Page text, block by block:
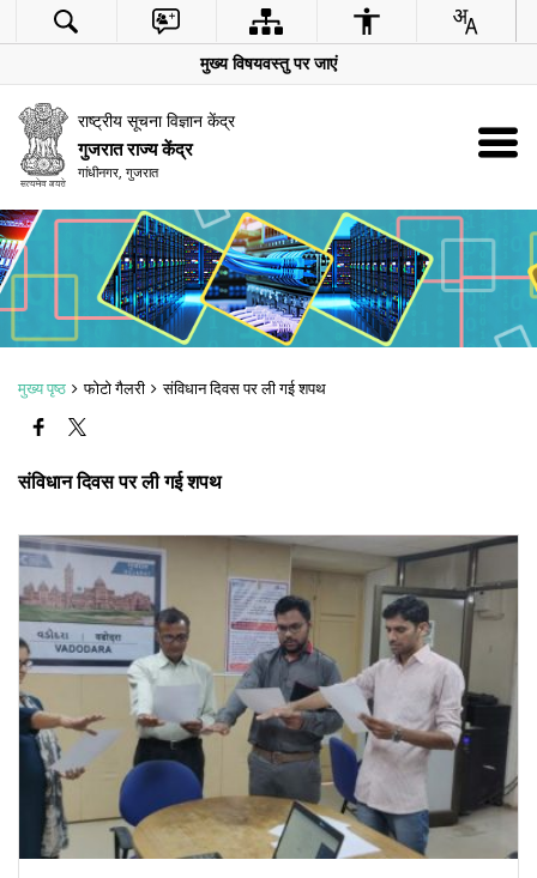
मुख्य विषयवस्तु पर जाएं
राष्ट्रीय सूचना विज्ञान केंद्र
गुजरात राज्य केंद्र
गांधीनगर, गुजरात
मुख्य पृष्ठ फोटो गैलरी संविधान दिवस पर ली गई शपथ
संविधान दिवस पर ली गई शपथ
ZOOM